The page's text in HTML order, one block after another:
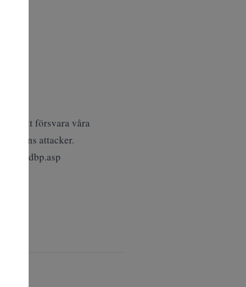
vid att försvara våra
dagens attacker.